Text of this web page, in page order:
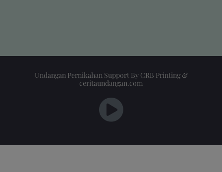
Undangan Pernikahan Support By CRB Printing&
ceritaundangan.com